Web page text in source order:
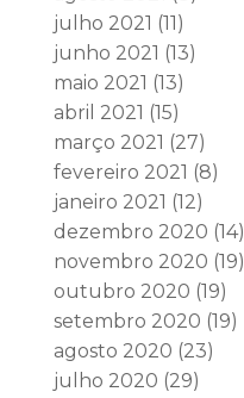
julho 2021 (11)
junho 2021 (13)
maio 2021 (13)
abril 2021 (15)
março 2021 (27)
fevereiro 2021 (8)
janeiro 2021 (12)
dezembro 2020 (14)
novembro 2020 (19)
outubro 2020 (19)
setembro 2020 (19)
agosto 2020 (23)
julho 2020 (29)